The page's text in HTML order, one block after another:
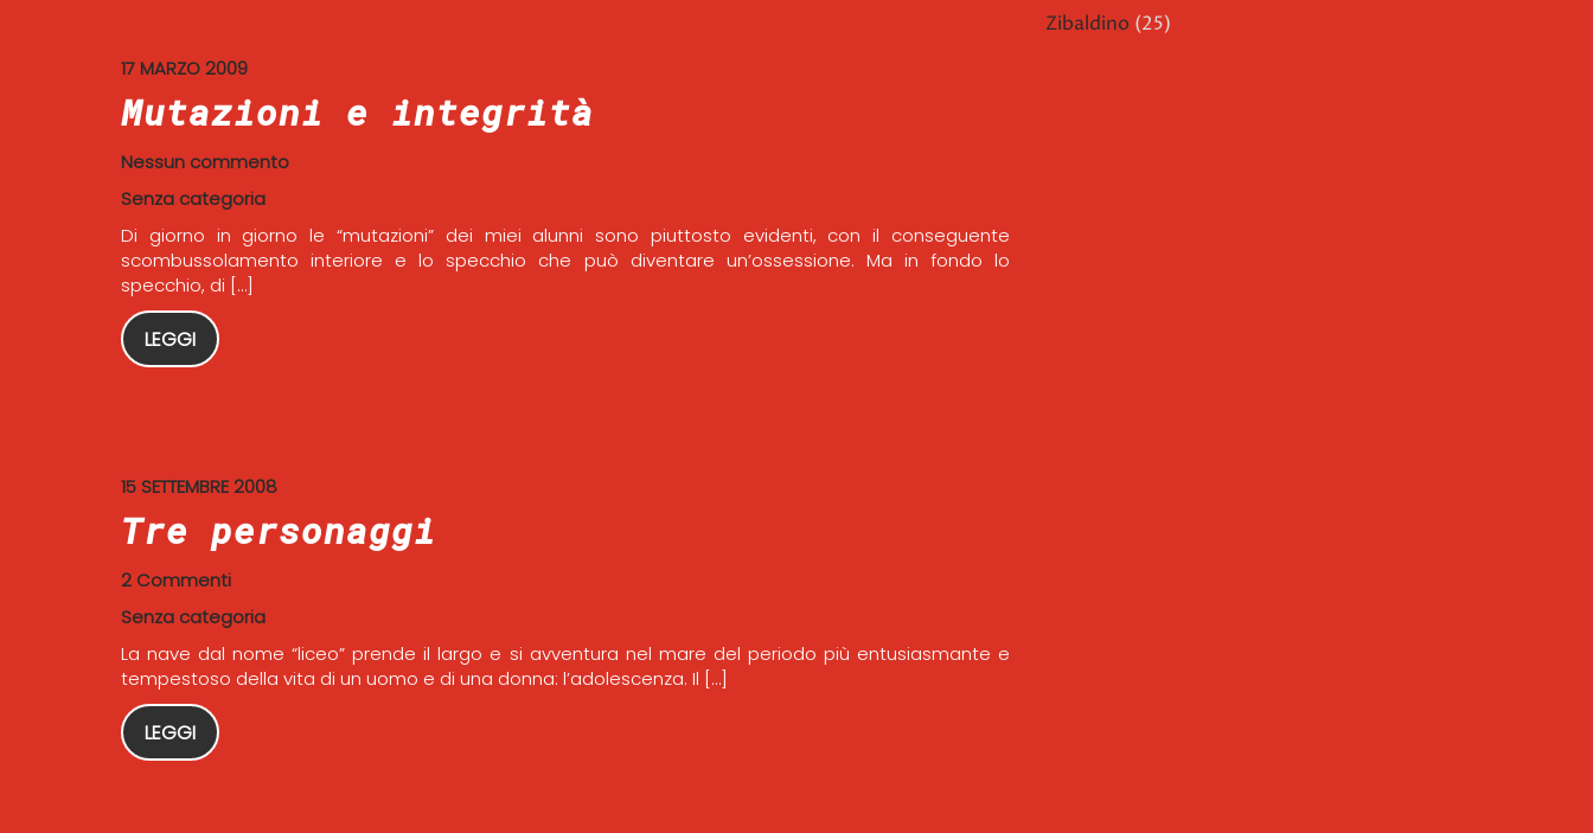
17 MARZO 2009
Mutazioni e integrità
Nessun commento
Senza categoria
Di giorno in giorno le “mutazioni” dei miei alunni sono piuttosto evidenti, con il conseguente
scombussolamento interiore e lo specchio che può diventare un’ossessione. Ma in fondo lo
specchio, di […]
LEGGI
15 SETTEMBRE 2008
Tre personaggi
2 Commenti
Senza categoria
La nave dal nome “liceo” prende il largo e si avventura nel mare del periodo più entusiasmante e
tempestoso della vita di un uomo e di una donna: l’adolescenza. Il […]
LEGGI
Zibaldino (25)